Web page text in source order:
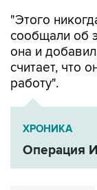
"Этого
сообщали об
она и
считает, что
работу".
ХРОНИКА
Операция